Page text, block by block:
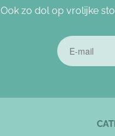
Ook zo dol op vrolijke